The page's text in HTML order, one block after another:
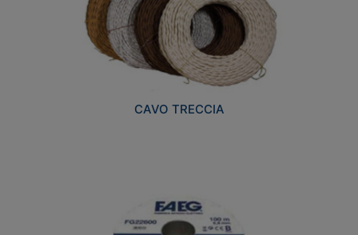
CAVO TRECCIA